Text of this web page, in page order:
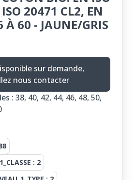
20471 CL2, EN
À 60 - JAUNE/GRIS
sur demande,
nous contacter
: 38, 40, 42, 44, 46, 48, 50,
: 2